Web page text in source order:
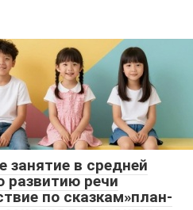
занятие в средней
развитию речи
по сказкам»план-